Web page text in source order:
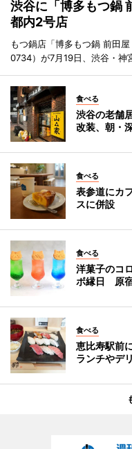
渋谷に「博多もつ鍋
都内2号店
もつ鍋店「博多もつ鍋 前田
0734）が7月19日、渋谷・神
食べる
渋谷の老舗
改装、朝・
食べる
表参道にカ
スに併設
食べる
洋菓子のコ
ボ縁日 原
食べる
恵比寿駅前
ランチやデ